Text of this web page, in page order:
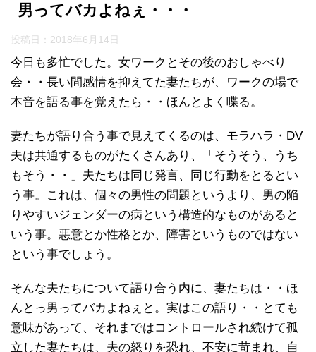
男ってバカよねぇ・・・
投稿日： 2018年6月14日
今日も多忙でした。女ワークとその後のおしゃべり
会・・長い間感情を抑えてた妻たちが、ワークの場で
本音を語る事を覚えたら・・ほんとよく喋る。
妻たちが語り合う事で見えてくるのは、モラハラ・DV
夫は共通するものがたくさんあり、「そうそう、うち
もそう・・」夫たちは同じ発言、同じ行動をとるとい
う事。これは、個々の男性の問題というより、男の陥
りやすいジェンダーの病という構造的なものがあると
いう事。悪意とか性格とか、障害というものではない
という事でしょう。
そんな夫たちについて語り合う内に、妻たちは・・ほ
んとっ男ってバカよねぇと。実はこの語り・・とても
意味があって、それまではコントロールされ続けて孤
立した妻たちは、夫の怒りを恐れ、不安に苛まれ、自